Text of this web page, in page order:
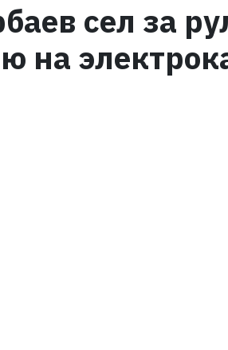
сел за
на